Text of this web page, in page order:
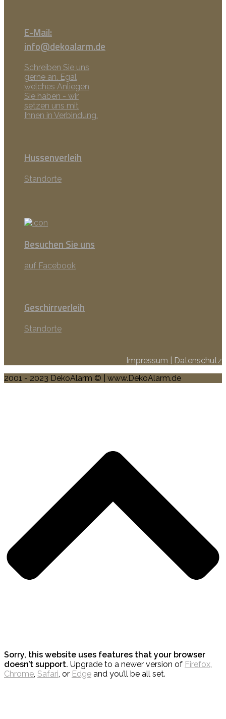
E-Mail:
info@dekoalarm.de
Schreiben Sie uns
gerne an. Egal
welches Anliegen
Sie haben - wir
setzen uns mit
Ihnen in Verbindung.
Hussenverleih
Standorte
Besuchen Sie uns
auf Facebook
Geschirrverleih
Standorte
Impressum
Datenschutz
2001 - 2023 DekoAlarm © | www.DekoAlarm.de
Sorry, this website uses features that your browser
doesn’t support. Upgrade to a newer version of Firefox,
Chrome, Safari, or Edge and you’ll be all set.